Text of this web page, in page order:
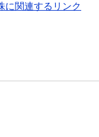
に関連するリンク